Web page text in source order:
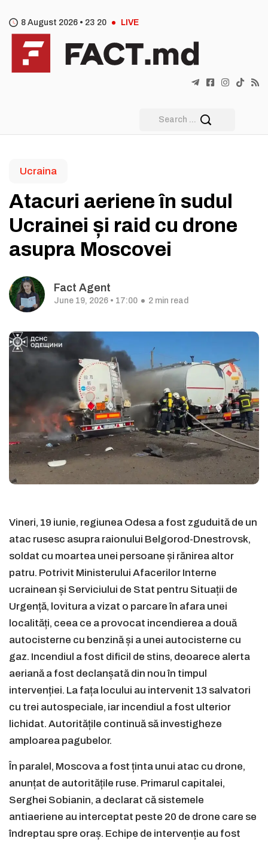
8 August 2026 • 23 20 LIVE
Ucraina
Atacuri aeriene în sudul
Ucrainei și raid cu drone
asupra Moscovei
Fact Agent
June 19, 2026 • 17:00 2 min read
Vineri, 19 iunie, regiunea Odesa a fost zguduită de un
atac rusesc asupra raionului Belgorod-Dnestrovsk,
soldat cu moartea unei persoane și rănirea altor
patru. Potrivit Ministerului Afacerilor Interne
ucrainean și Serviciului de Stat pentru Situații de
Urgență, lovitura a vizat o parcare în afara unei
localități, ceea ce a provocat incendierea a două
autocisterne cu benzină și a unei autocisterne cu
gaz. Incendiul a fost dificil de stins, deoarece alerta
aeriană a fost declanșată din nou în timpul
intervenției. La fața locului au intervenit 13 salvatori
cu trei autospeciale, iar incendiul a fost ulterior
lichidat. Autoritățile continuă să investigheze
amploarea pagubelor.
În paralel, Moscova a fost ținta unui atac cu drone,
anunțat de autoritățile ruse. Primarul capitalei,
Serghei Sobianin, a declarat că sistemele
antiaeriene au interceptat peste 20 de drone care se
îndreptau spre oraș. Echipe de intervenție au fost